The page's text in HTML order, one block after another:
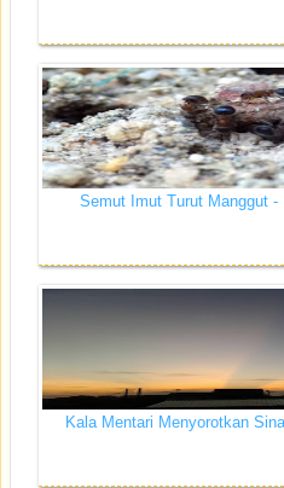
Semut Imut Turut Manggut -
Kala Mentari Menyorotkan